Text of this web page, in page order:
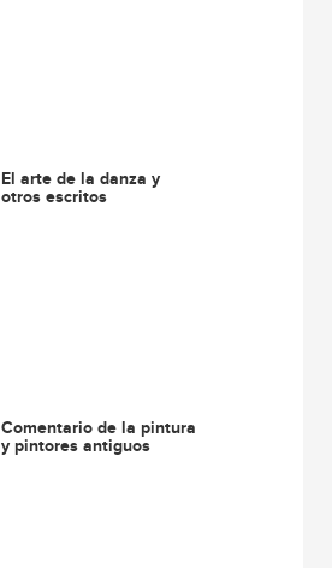
El arte de la danza y
otros escritos
Comentario de la pintura
y pintores antiguos